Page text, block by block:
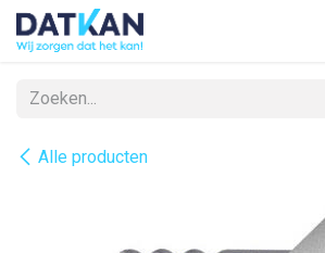
Overslaan naar inhoud
Alle producten